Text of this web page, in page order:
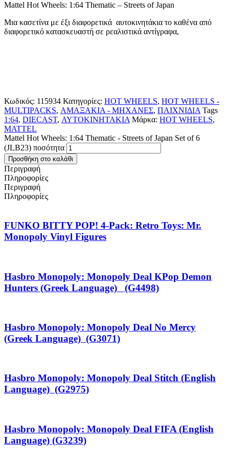
Mattel Hot Wheels: 1:64 Thematic – Streets of Japan
Μια κασετίνα με έξι διαφορετικά αυτοκινητάκια το καθένα από
διαφορετικό κατασκευαστή σε ρεαλιστικά αντίγραφα,
Κωδικός: 115934 Κατηγορίες: HOT WHEELS, HOT WHEELS -
MULTIPACKS, ΑΜΑΞΑΚΙΑ - ΜΗΧΑΝΕΣ, ΠΑΙΧΝΙΔΙΑ Tags
1:64, DIECAST, ΑΥΤΟΚΙΝΗΤΑΚΙΑ Μάρκα: HOT WHEELS,
MATTEL
Mattel Hot Wheels: 1:64 Thematic - Streets of Japan Set of 6
(JLB23) ποσότητα
Προσθήκη στο καλάθι
Περιγραφή
Πληροφορίες
Περιγραφή
Πληροφορίες
FUNKO BITTY POP! 4-Pack: Retro Toys: Mr.
Monopoly Vinyl Figures
Hasbro Monopoly: Monopoly Deal KPop Demon
Hunters (Greek Language) (G4498)
Hasbro Monopoly: Monopoly Deal No Mercy
(Greek Language) (G3071)
Hasbro Monopoly: Monopoly Deal Stitch (English
Language) (G2975)
Hasbro Monopoly: Monopoly Deal FIFA (English
Language) (G3239)